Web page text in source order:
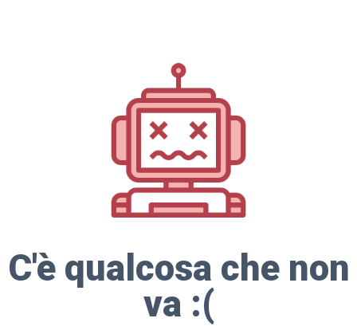
C'è qualcosa che non
va :(